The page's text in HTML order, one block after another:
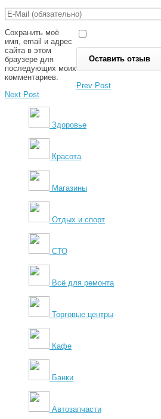
Сохранить моё
имя, email и адрес
сайта в этом
браузере для
последующих моих
комментариев.
Prev Post
Next Post
Здоровье
Красота
Магазины
Отдых и спорт
СТО
Всё для ремонта
Торговые центры
Кафе
Банки
Автозапчасти